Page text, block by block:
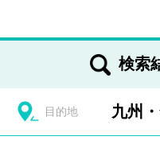
検索
目的地 九州